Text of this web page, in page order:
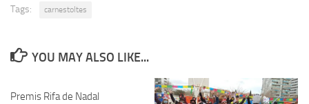
Tags: carnestoltes
YOU MAY ALSO LIKE...
Premis Rifa de Nadal